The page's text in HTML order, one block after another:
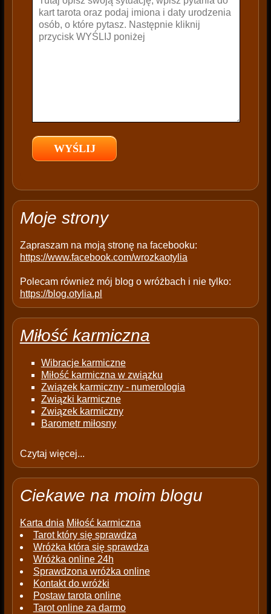
e
e
p
y
Moje strony
Zapraszam na moją stronę na facebooku:
https://www.facebook.com/wrozkaotylia
Polecam również mój blog o wróżbach i nie tylko:
https://blog.otylia.pl
Miłość karmiczna
Wibracje karmiczne
Miłość karmiczna w związku
Związek karmiczny - numerologia
Związki karmiczne
Związek karmiczny
Barometr miłosny
Czytaj więcej...
Ciekawe na moim blogu
Karta dnia Miłość karmiczna
Tarot który się sprawdza
Wróżka która się sprawdza
Wróżka online 24h
Sprawdzona wróżka online
Kontakt do wróżki
Postaw tarota online
Tarot online za darmo